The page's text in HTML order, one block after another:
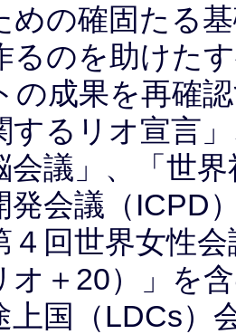
めの確固たる
るのを助けた
の成果を再確
するリオ宣言
会議」、「世
発会議（ICPD
４回世界女性
オ＋20）」を
上国（LDCs）